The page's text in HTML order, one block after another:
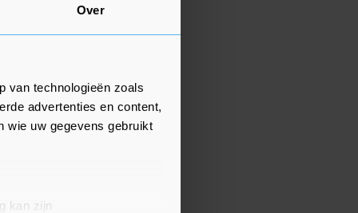
Over
van technologieën zoals
advertenties en content,
wie uw gegevens gebruikt
kan zijn